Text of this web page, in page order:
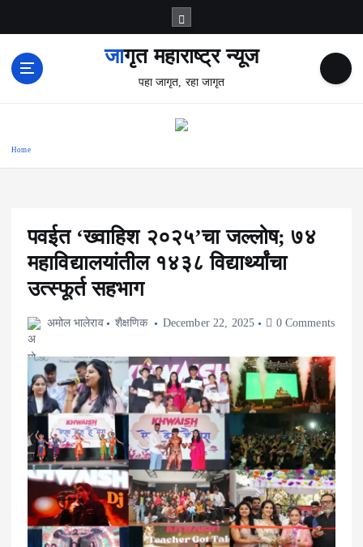
जागृत महाराष्ट्र न्यूज
पहा जागृत, रहा जागृत
Home
पवईत ‘ख्वाहिश २०२५’चा जल्लोष; ७४
महाविद्यालयांतील १४३८ विद्यार्थ्यांचा
उत्स्फूर्त सहभाग
अमोल भालेराव शैक्षणिक December 22, 2025 0 Comments